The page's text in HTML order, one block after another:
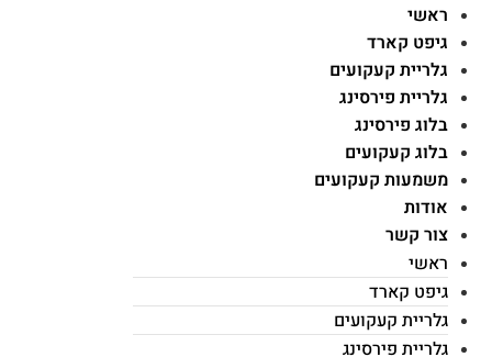
ראשי
גיפט קארד
גלריית קעקועים
גלריית פירסינג
בלוג פירסינג
בלוג קעקועים
משמעות קעקועים
אודות
צור קשר
ראשי
גיפט קארד
גלריית קעקועים
גלריית פירסינג